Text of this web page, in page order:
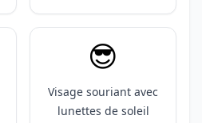
😎
Visage souriant avec
lunettes de soleil